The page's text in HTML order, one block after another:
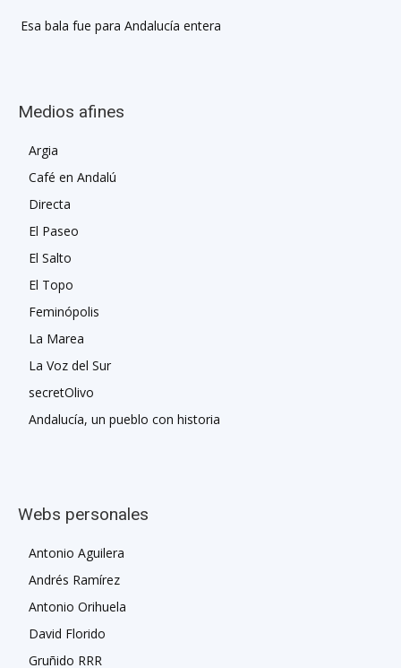
Esa bala fue para Andalucía entera
Medios afines
Argia
Café en Andalú
Directa
El Paseo
El Salto
El Topo
Feminópolis
La Marea
La Voz del Sur
secretOlivo
Andalucía, un pueblo con historia
Webs personales
Antonio Aguilera
Andrés Ramírez
Antonio Orihuela
David Florido
Gruñido RRR